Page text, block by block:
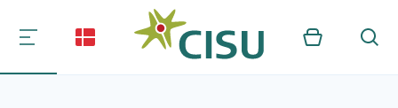
Kurv Søg